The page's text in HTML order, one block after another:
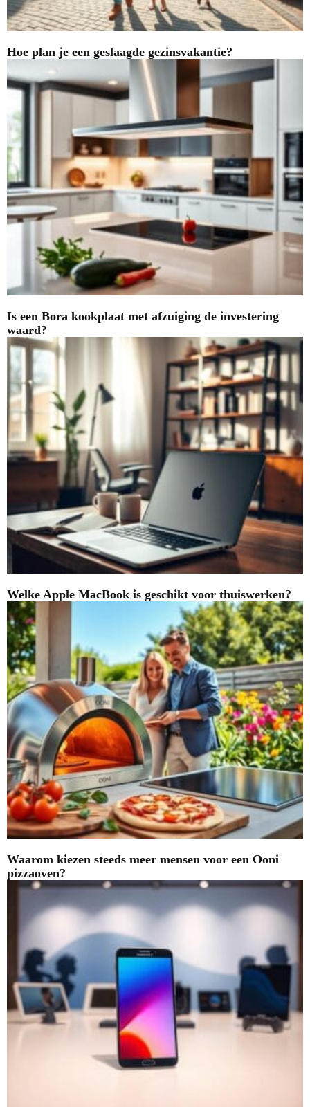
Hoe plan je een geslaagde gezinsvakantie?
Is een Bora kookplaat met afzuiging de investering
waard?
Welke Apple MacBook is geschikt voor thuiswerken?
Waarom kiezen steeds meer mensen voor een Ooni
pizzaoven?